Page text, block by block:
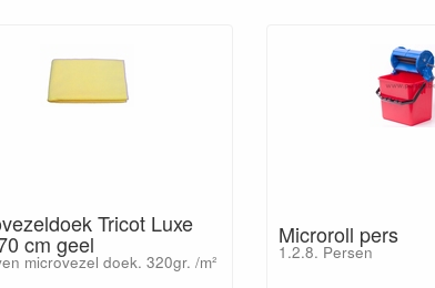
Tricot Luxe
cm geel
microvezel doek. 320gr. /m²
Microroll pers
1.2.8. Persen